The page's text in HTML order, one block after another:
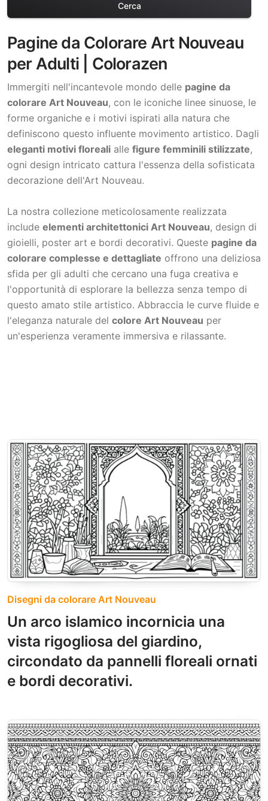
Cerca
Pagine da Colorare Art Nouveau
per Adulti | Colorazen
Immergiti nell'incantevole mondo delle pagine da
colorare Art Nouveau, con le iconiche linee sinuose, le
forme organiche e i motivi ispirati alla natura che
definiscono questo influente movimento artistico. Dagli
eleganti motivi floreali alle figure femminili stilizzate,
ogni design intricato cattura l'essenza della sofisticata
decorazione dell'Art Nouveau.
La nostra collezione meticolosamente realizzata
include elementi architettonici Art Nouveau, design di
gioielli, poster art e bordi decorativi. Queste pagine da
colorare complesse e dettagliate offrono una deliziosa
sfida per gli adulti che cercano una fuga creativa e
l'opportunità di esplorare la bellezza senza tempo di
questo amato stile artistico. Abbraccia le curve fluide e
l'eleganza naturale del colore Art Nouveau per
un'esperienza veramente immersiva e rilassante.
Disegni da colorare Art Nouveau
Un arco islamico incornicia una
vista rigogliosa del giardino,
circondato da pannelli floreali ornati
e bordi decorativi.